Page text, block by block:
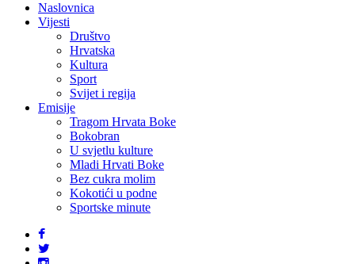
Naslovnica
Vijesti
Društvo
Hrvatska
Kultura
Sport
Svijet i regija
Emisije
Tragom Hrvata Boke
Bokobran
U svjetlu kulture
Mladi Hrvati Boke
Bez cukra molim
Kokotići u podne
Sportske minute